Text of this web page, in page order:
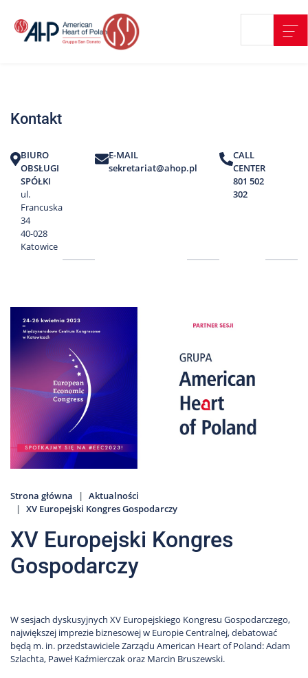
treści
Strefa
Edukacja
Pacjenta
O
nas
Marki
Nas
Kariera
Galeria
Kontakt
801
502
302
Kontakt
BIURO
OBSŁUGI
SPÓŁKI
ul.
Francuska
34
40-028
Katowice
E-MAIL
sekretariat@ahop.pl
CALL
CENTER
801 502
302
Strona główna
Aktualności
XV Europejski Kongres Gospodarczy
XV Europejski Kongres
Gospodarczy
W sesjach dyskusyjnych XV Europejskiego Kongresu Gospodarczego,
największej imprezie biznesowej w Europie Centralnej, debatować
będą m. in. przedstawiciele Zarządu American Heart of Poland: Adam
Szlachta, Paweł Kaźmierczak oraz Marcin Bruszewski.